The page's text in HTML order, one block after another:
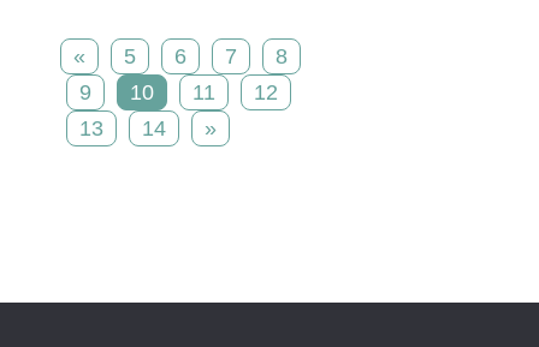
« 5 6 7
8
9
10 11
12
13
14 »